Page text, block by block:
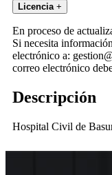
Licencia +
En proceso de
Si necesita
electrónico a:
correo electrónico
Descripción
Hospital Civil de